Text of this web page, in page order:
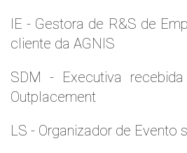
IE - Gestora de R&S de
cliente da AGNIS
SDM - Executiva
Outplacement
LS - Organizador de Evento